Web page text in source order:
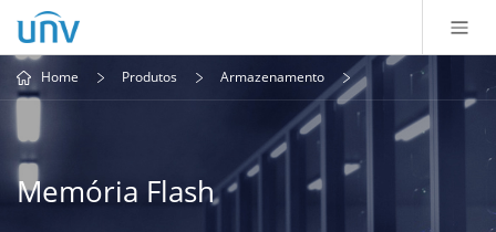
Home Produtos Armazenamento
Memória Flash